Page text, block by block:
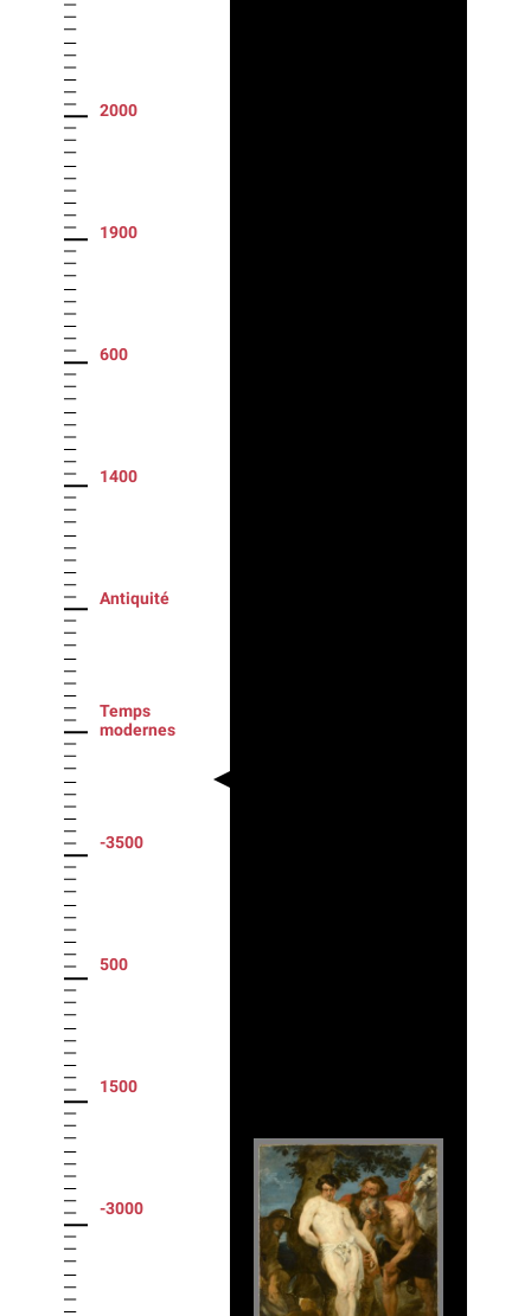
2000
1900
600
1400
Antiquité
Temps
modernes
-3500
500
1500
-3000